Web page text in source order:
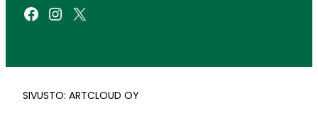
Facebook Instagram X
SIVUSTO: ARTCLOUD OY